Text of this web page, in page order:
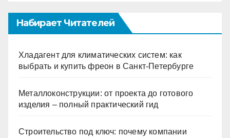
Набирает Читателей
Хладагент для климатических систем: как
выбрать и купить фреон в Санкт-Петербурге
Металлоконструкции: от проекта до готового
изделия – полный практический гид
Строительство под ключ: почему компании